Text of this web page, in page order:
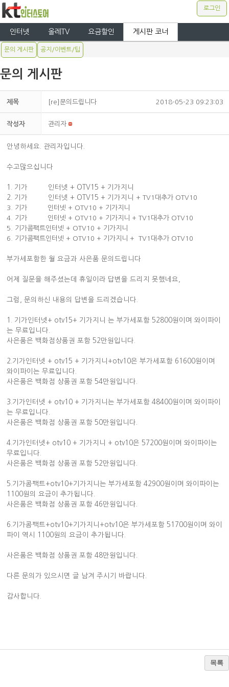
로그인
인터넷 올레TV 요금할인 게시판 코너
문의 게시판 공지/이벤트/팁
문의 게시판
제목 [re]문의드립니다 2018-05-23 09:23:03
작성자 관리자
안녕하세요. 관리자입니다.
수고많으십니다
1. 기가 인터넷 + OTV15 + 기가지니
2. 기가 인터넷 + OTV15 + 기가지니
+ TV1대추가 OTV10
3. 기가 인터넷 + OTV10 + 기가지니
4. 기가 인터넷 + OTV10 + 기가지니 + TV1대추가 OTV10
5. 기가콤팩트인터넷 + OTV10 + 기가지니
6. 기가콤팩트인터넷 + OTV10 + 기가지니 + TV1대추가 OTV10
부가세포함한 월 요금과 사은품 문의드립니다
어제 질문을 해주셨는데 휴일이라 답변을 드리지 못했네요,
그럼, 문의하신 내용의 답변을 드리겠습니다.
1. 기가인터넷+ otv15+ 기가지니 는 부가세포함 52800원이며 와이파이
는 무료입니다.
사은품은 백화점상품권 포함 52만원입니다.
2.기가인터넷 + otv15 + 기가지니+otv10은 부가세포함 61600원이며
와이파이는 무료입니다.
사은품은 백화점 상품권 포함 54만원입니다.
3.기가인터넷 + otv10 + 기가지니는 부가세포함 48400원이며 와이파이
는 무료입니다.
사은품은 백화점 상품권 포함 50만원입니다.
4.기가인터넷+ otv10 + 기가지니 + otv10은 57200원이며 와이파이는
무료입니다.
사은품은 백화점 상품권 포함 52만원입니다.
5.기가콤팩트+otv10+기가지니는 부가세포함 42900원이며 와이파이는
1100원의 요금이 추가됩니다.
사은품은 백화점 상품권 포함 46만원입니다.
6.기가콤팩트+otv10+기가지니+otv10은 부가세포함 51700원이며 와이
파이 역시 1100원의 요금이 추가됩니다.
사은품은 백화점 상품권 포함 48만원입니다.
다른 문의가 있으시면 글 남겨 주시기 바랍니다.
감사합니다.
목록